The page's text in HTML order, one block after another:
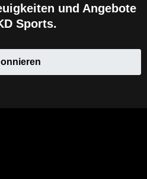
und Angebote
Sports.